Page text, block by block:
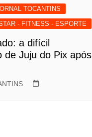
TOCANTINS
- FITNESS - ESPORTE
a difícil
de Juju do Pix após